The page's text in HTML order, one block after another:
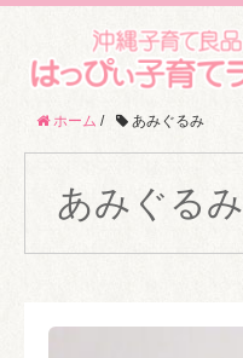
ホーム / あみぐるみ
あみぐるみ